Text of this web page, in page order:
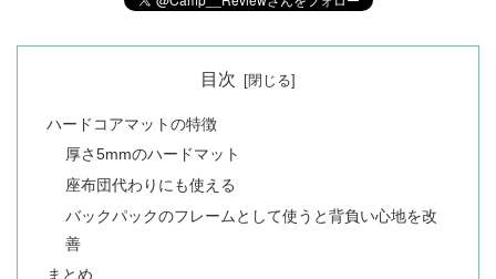
目次
ハードコアマットの特徴
厚さ5mmのハードマット
座布団代わりにも使える
バックパックのフレームとして使うと背負い心地を改
善
まとめ